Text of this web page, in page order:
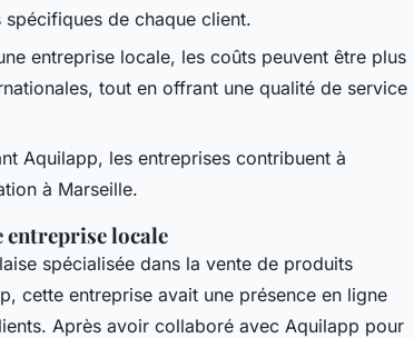
de chaque client.
entreprise locale, les coûts peuvent être plus
tout en offrant une qualité de service
Aquilapp, les entreprises contribuent à
à Marseille.
entreprise locale
spécialisée dans la vente de produits
cette entreprise avait une présence en ligne
Après avoir collaboré avec Aquilapp pour